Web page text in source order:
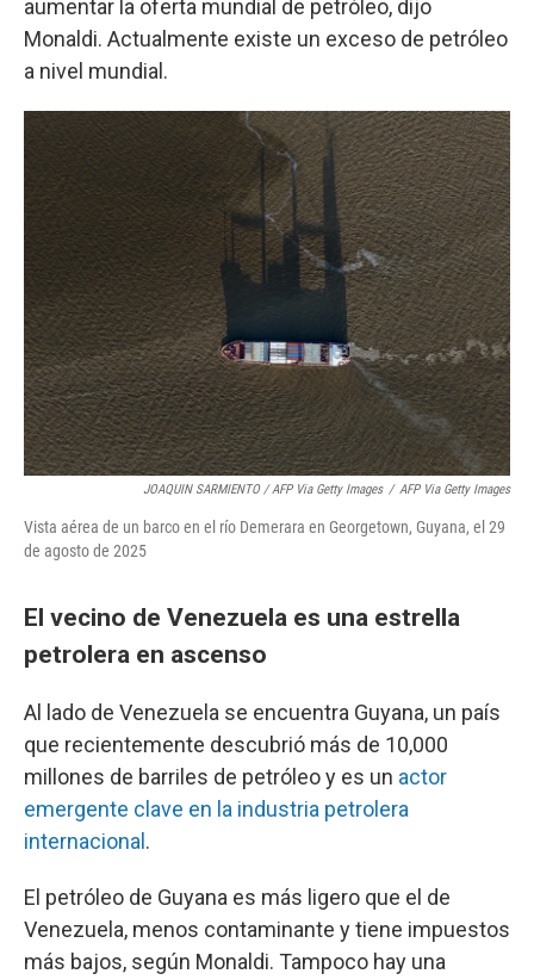
aumentar la oferta mundial de petróleo, dijo
Monaldi. Actualmente existe un exceso de petróleo
a nivel mundial.
JOAQUIN SARMIENTO / AFP Via Getty Images / AFP Via Getty Images
Vista aérea de un barco en el río Demerara en Georgetown, Guyana, el 29
de agosto de 2025
El vecino de Venezuela es una estrella
petrolera en ascenso
Al lado de Venezuela se encuentra Guyana, un país
que recientemente descubrió más de 10,000
millones de barriles de petróleo y es un actor
emergente clave en la industria petrolera
internacional .
El petróleo de Guyana es más ligero que el de
Venezuela, menos contaminante y tiene impuestos
más bajos, según Monaldi. Tampoco hay una